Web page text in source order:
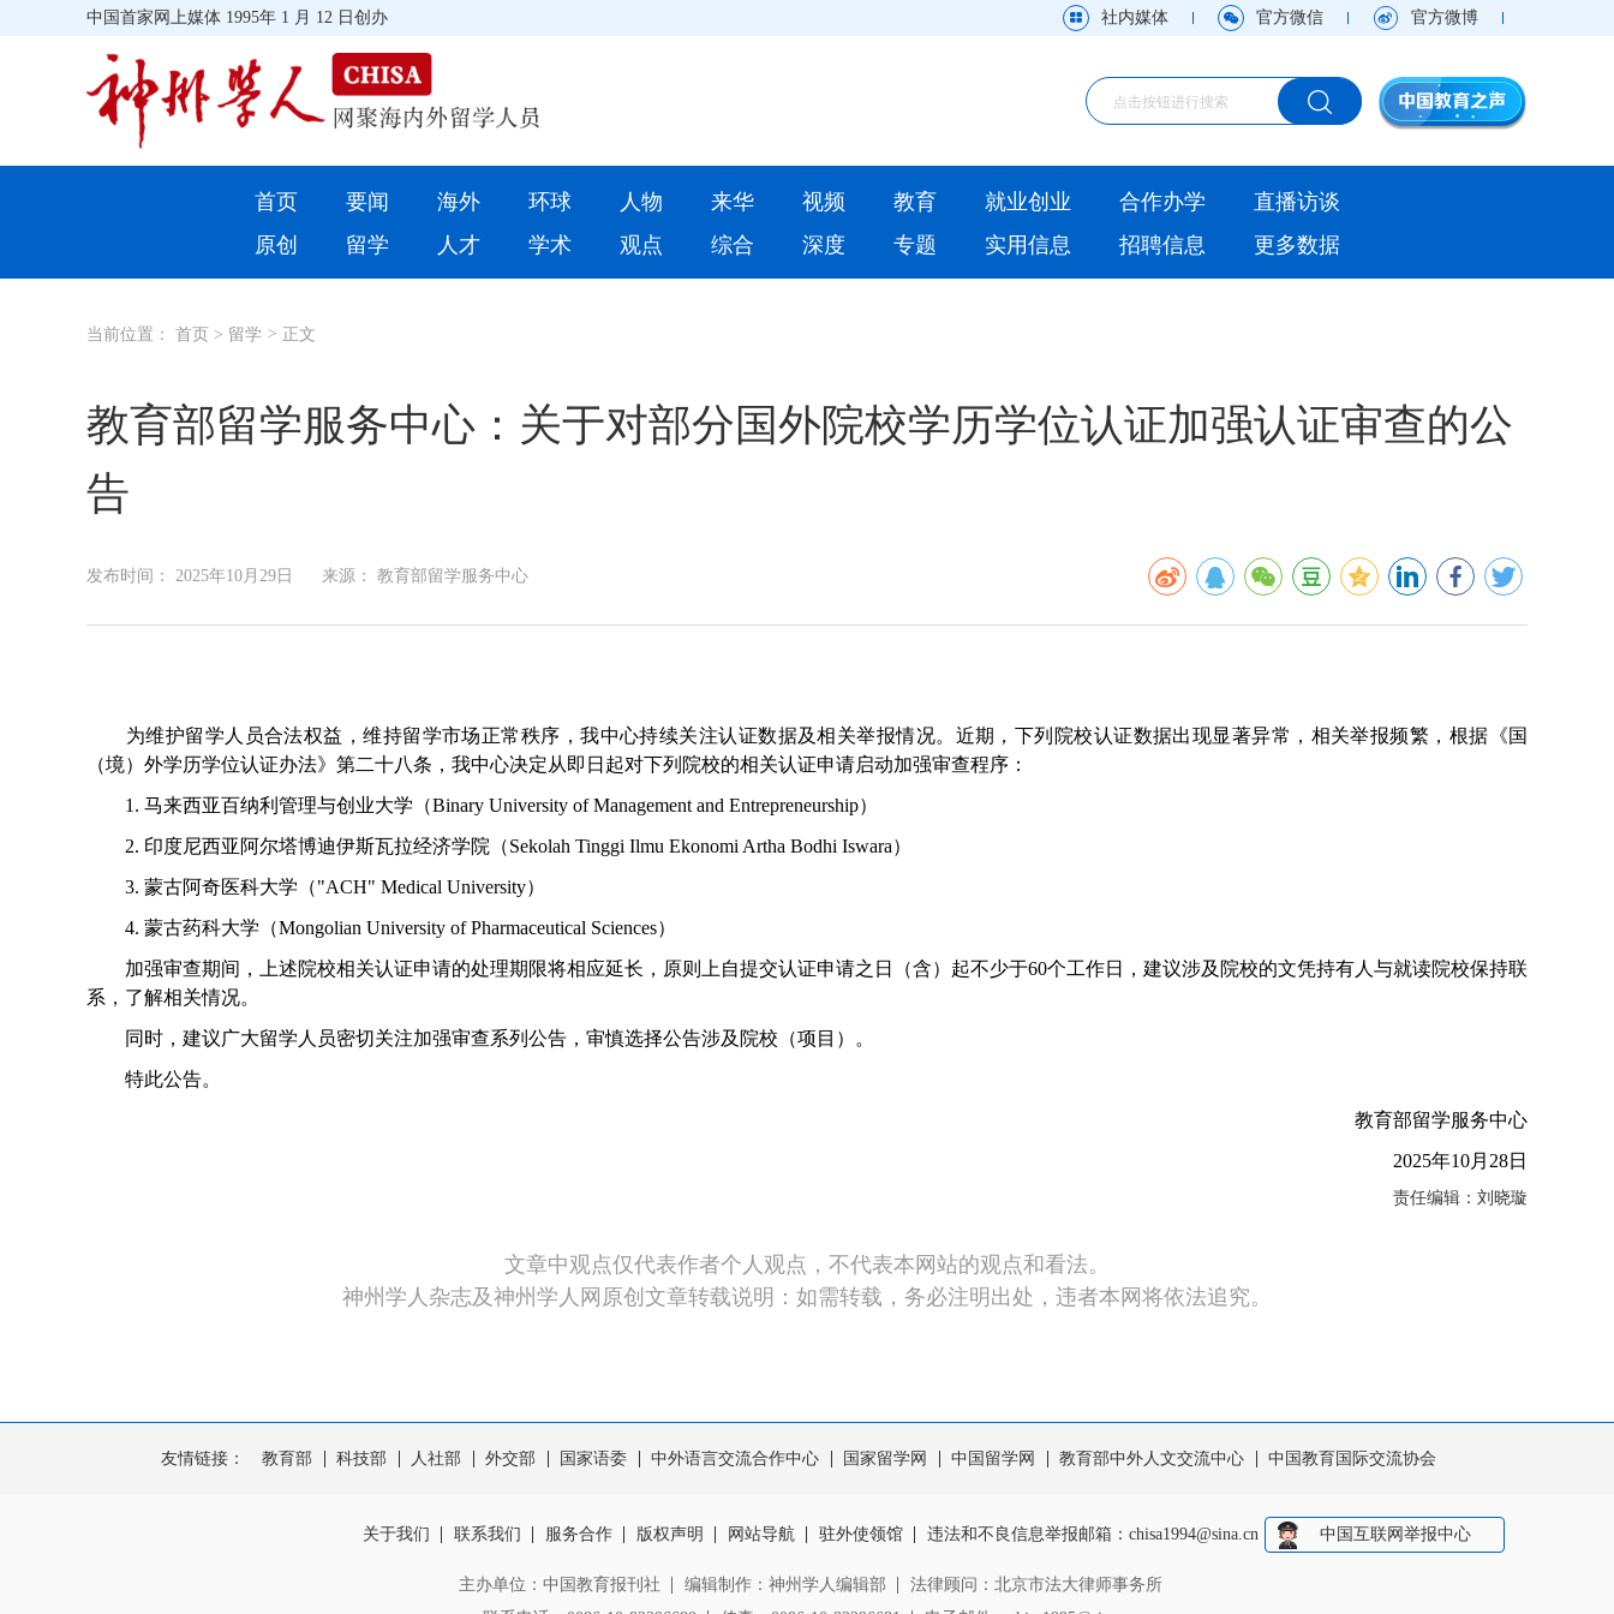
人物 来华
留学
招聘信息 更多数据
中国首家网上媒体 1995年 1 月 12 日创办 社内媒体 官方微信 官方微博
首页 要闻 海外 环球 人物 来华 视频 教育 就业创业 合作办学
直播访谈
原创
留学 人才 学术 观点 综合 深度 专题 实用信息 招聘信息 更多数据
当前位置： 首页 > 留学 > 正文
教育部留学服务中心：关于对部分国外院校学历学位认证加强认证审查的公
告
发布时间： 2025年10月29日 来源： 教育部留学服务中心
为维护留学人员合法权益，维持留学市场正常秩序，我中心持续关注认证数据及相关举报情况。近期，下列院校认证数据出现显著异常，相关举报频繁，根据《国
（境）外学历学位认证办法》第二十八条，我中心决定从即日起对下列院校的相关认证申请启动加强审查程序：
1. 马来西亚百纳利管理与创业大学（Binary University of Management and Entrepreneurship）
2. 印度尼西亚阿尔塔博迪伊斯瓦拉经济学院（Sekolah Tinggi Ilmu Ekonomi Artha Bodhi Iswara）
3. 蒙古阿奇医科大学（"ACH" Medical University）
4. 蒙古药科大学（Mongolian University of Pharmaceutical Sciences）
加强审查期间，上述院校相关认证申请的处理期限将相应延长，原则上自提交认证申请之日（含）起不少于60个工作日，建议涉及院校的文凭持有人与就读院校保持联
系，了解相关情况。
同时，建议广大留学人员密切关注加强审查系列公告，审慎选择公告涉及院校（项目）。
特此公告。
教育部留学服务中心
2025年10月28日
责任编辑：刘晓璇
文章中观点仅代表作者个人观点，不代表本网站的观点和看法。
神州学人杂志及神州学人网原创文章转载说明：如需转载，务必注明出处，违者本网将依法追究。
友情链接： 教育部 科技部 人社部 外交部 国家语委 中外语言交流合作中心 国家留学网 中国留学网 教育部中外人文交流中心 中国教育国际交流协会
关于我们 联系我们 服务合作 版权声明 网站导航 驻外使领馆 违法和不良信息举报邮箱： chisa1994@sina.cn 中国互联网举报中心
主办单位：中国教育报刊社 编辑制作：神州学人编辑部
法律顾问：北京市法大律师事务所